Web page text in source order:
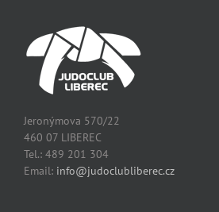
Jeronýmova 570/22
460 07 LIBEREC
Tel.: 489 201 304
Email: info@judoclubliberec.cz